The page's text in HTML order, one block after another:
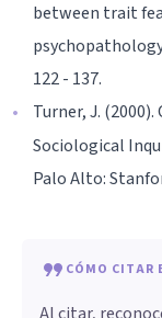
between trait
122 - 137.
Turner, J.
Sociological
Palo Alto:
CÓMO CITAR